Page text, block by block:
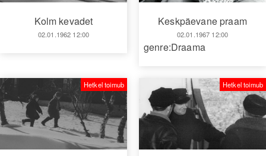
Kolm kevadet
02.01.1962 12:00
Keskpäevane praam
02.01.1967 12:00
genre:Draama
Hetkel toimub Hetkel toimub